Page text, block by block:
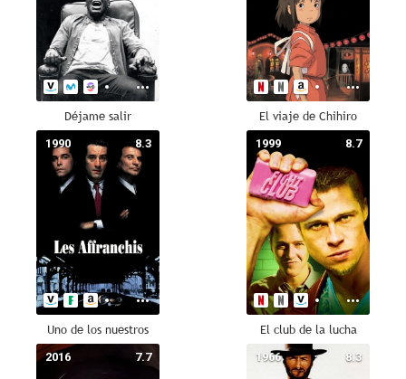
Déjame salir El viaje de Chihiro
8.3
1990
Uno de los nuestros
8.7
1999
El club de la lucha
7.7
2016 8.3
1966